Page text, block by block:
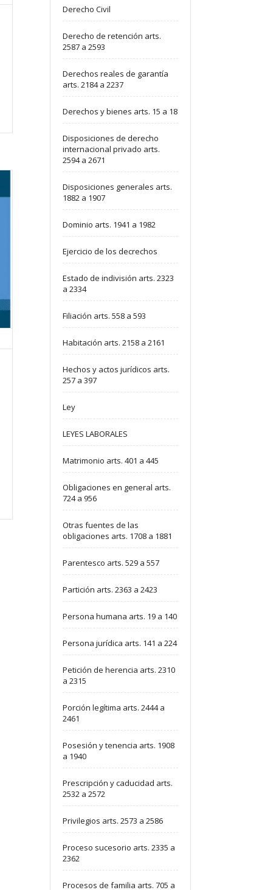
Derecho Civil
Derecho de retención arts.
2587 a 2593
Derechos reales de garantía
arts. 2184 a 2237
Derechos y bienes arts. 15 a 18
Disposiciones de derecho
internacional privado arts.
2594 a 2671
Disposiciones generales arts.
1882 a 1907
Dominio arts. 1941 a 1982
Ejercicio de los decrechos
Estado de indivisión arts. 2323
a 2334
Filiación arts. 558 a 593
Habitación arts. 2158 a 2161
Hechos y actos jurídicos arts.
257 a 397
Ley
LEYES LABORALES
Matrimonio arts. 401 a 445
Obligaciones en general arts.
724 a 956
Otras fuentes de las
obligaciones arts. 1708 a 1881
Parentesco arts. 529 a 557
Partición arts. 2363 a 2423
Persona humana arts. 19 a 140
Persona jurídica arts. 141 a 224
Petición de herencia arts. 2310
a 2315
Porción legítima arts. 2444 a
2461
Posesión y tenencia arts. 1908
a 1940
Prescripción y caducidad arts.
2532 a 2572
Privilegios arts. 2573 a 2586
Proceso sucesorio arts. 2335 a
2362
Procesos de familia arts. 705 a